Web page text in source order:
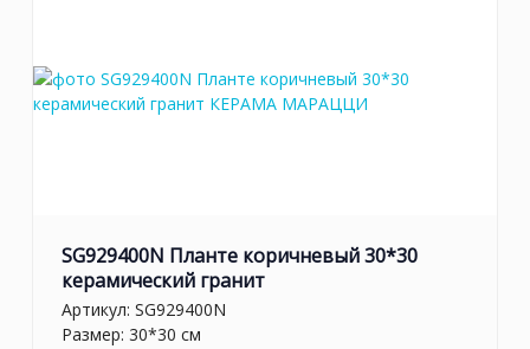
SG929400N Планте коричневый 30*30
керамический гранит
Артикул: SG929400N
Размер: 30*30 см